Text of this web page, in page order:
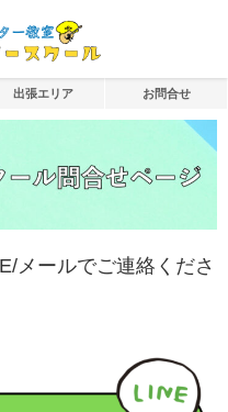
出張エリア お問合せ
メールでご連絡くださ